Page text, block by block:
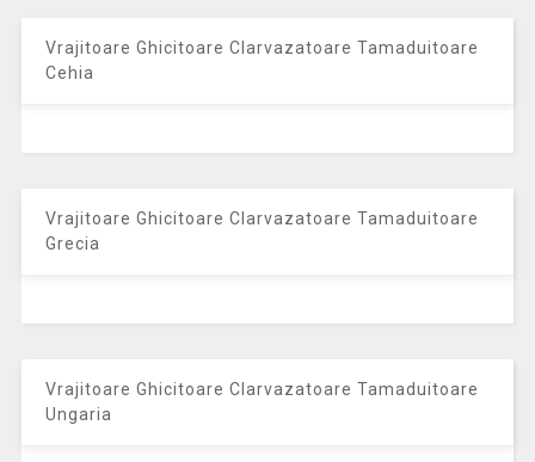
Vrajitoare Ghicitoare Clarvazatoare Tamaduitoare
Cehia
Vrajitoare Ghicitoare Clarvazatoare Tamaduitoare
Grecia
Vrajitoare Ghicitoare Clarvazatoare Tamaduitoare
Ungaria